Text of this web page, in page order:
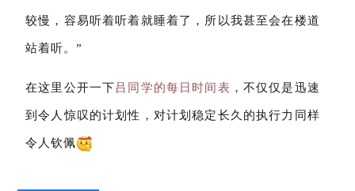
较慢，容易听着听着就睡着了，所以我甚至会在楼道
站着听。”
在这里公开一下吕同学的每日时间表 ，不仅仅是迅速
到令人惊叹的计划性，对计划稳定长久的执行力同样
令人钦佩